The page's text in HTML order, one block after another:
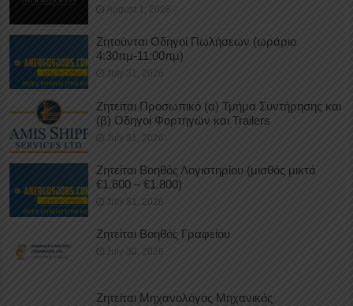
August 1, 2026
Ζητούνται Οδηγοί Πωλήσεων (ωράριο
4:30πμ-11:00πμ)
July 31, 2026
Ζητείται Προσωπικό (α) Τμήμα Συντήρησης και
(β) Οδηγοί Φορτηγών και Trailers
July 31, 2026
Ζητείται Βοηθός Λογιστηρίου (μισθός μικτά
€1.600 – €1.800)
July 31, 2026
Ζητείται Βοηθός Γραφείου
July 30, 2026
Ζητείται Μηχανολόγος Μηχανικός